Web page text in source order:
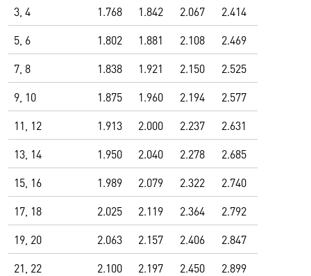
3, 4
1.768 1.842 2.067
2.414
5, 6
1.802 1.881 2.108
2.469
7, 8
1.838 1.921 2.150
2.525
9, 10
1.875 1.960 2.194
2.577
11, 12
1.913 2.000 2.237
2.631
13, 14
1.950 2.040 2.278
2.685
15, 16
1.989 2.079 2.322
2.740
17, 18
2.025 2.119 2.364
2.792
19, 20
2.063 2.157 2.406
2.847
21, 22
2.100 2.197 2.450
2.899